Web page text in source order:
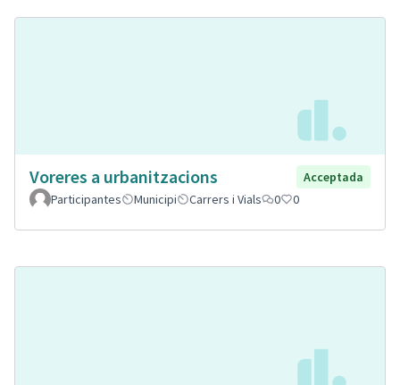
Voreres a urbanitzacions
Acceptada
Participantes
Municipi Carrers i Vials 0 0